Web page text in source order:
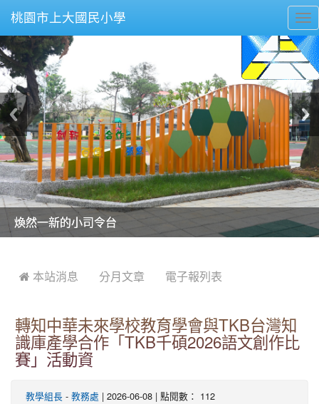
桃園市上大國民小學
美麗的操場是我們活力的來源
美麗的操場是我們活力的來源
煥然一新的小司令台
煥然一新的小司令台
富含桃園埤塘田園風光意象的中廊
富含桃園埤塘田園風光意象的中廊
嶄新的中庭廣場
嶄新的中庭廣場
水生池生生不息
水生池生生不息
 本站消息 分月文章 電子報列表
轉知中華未來學校教育學會與TKB台灣知
識庫產學合作「TKB千碩2026語文創作比
賽」活動資
教學組長 - 教務處 | 2026-06-08 | 點閱數： 112